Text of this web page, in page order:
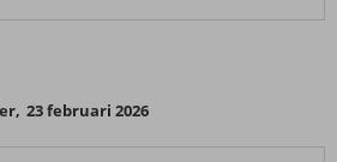
, 23 februari 2026